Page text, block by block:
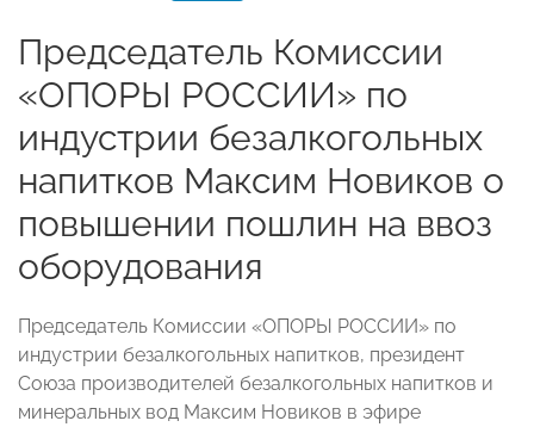
Председатель Комиссии
«ОПОРЫ РОССИИ» по
индустрии безалкогольных
напитков Максим Новиков о
повышении пошлин на ввоз
оборудования
Председатель Комиссии «ОПОРЫ РОССИИ» по
индустрии безалкогольных напитков, президент
Союза производителей безалкогольных напитков и
минеральных вод Максим Новиков в эфире